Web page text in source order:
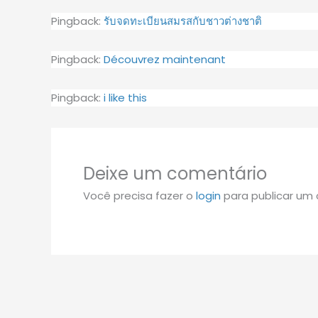
Pingback: รับจดทะเบียนสมรสกับชาวต่างชาติ
Pingback: Découvrez maintenant
Pingback: i like this
Deixe um comentário
Você precisa fazer o login para publicar um